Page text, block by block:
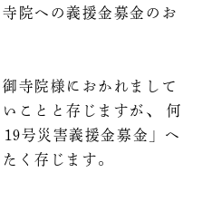
院への義援金募金のお
寺院様におかれまして
ことと存じますが、 何
号災害義援金募金」へ
く存じます。